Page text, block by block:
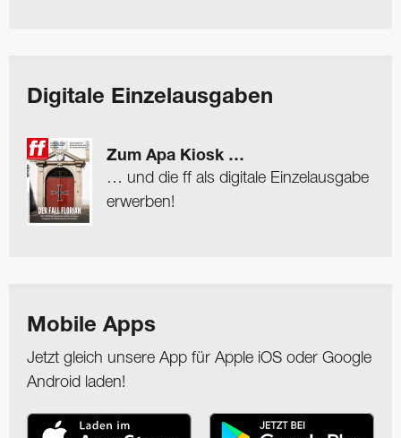
Digitale Einzelausgaben
Zum Apa Kiosk …
… und die ff als digitale Einzelausgabe
erwerben!
Mobile Apps
Jetzt gleich unsere App für Apple iOS oder Google
Android laden!